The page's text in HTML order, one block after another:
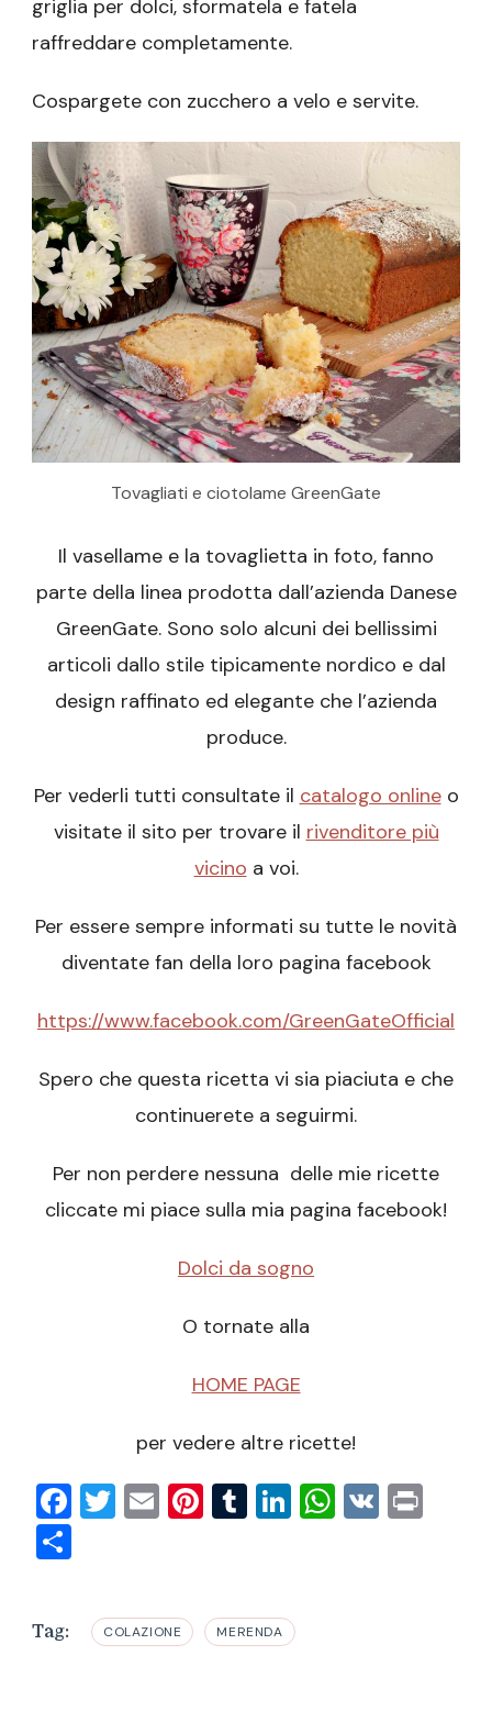
griglia per dolci, sformatela e fatela
raffreddare completamente.
Cospargete con zucchero a velo e servite.
Tovagliati e ciotolame GreenGate
Il vasellame e la tovaglietta in foto, fanno
parte della linea prodotta dall’azienda Danese
GreenGate. Sono solo alcuni dei bellissimi
articoli dallo stile tipicamente nordico e dal
design raffinato ed elegante che l’azienda
produce.
Per vederli tutti consultate il catalogo onlineo
visitate il sito per trovare il rivenditore più
vicino a voi.
Per essere sempre informati su tutte le novità
diventate fan della loro pagina facebook
https://www.facebook.com/GreenGateOfficial
Spero che questa ricetta vi sia piaciuta e che
continuerete a seguirmi.
Per non perdere nessuna delle mie ricette
cliccate mi piace sulla mia pagina facebook!
Dolci da sogno
O tornate alla
HOME PAGE
per vedere altre ricette!
Facebook
Twitter
EmailPinterest
Tumblr
LinkedIn
VK
Tag: COLAZIONE MERENDA